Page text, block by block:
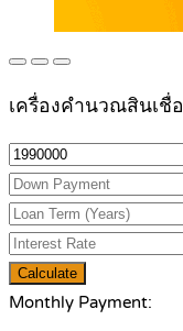
เครื่องคำนวณสินเชื่อ
Calculate
Monthly Payment: